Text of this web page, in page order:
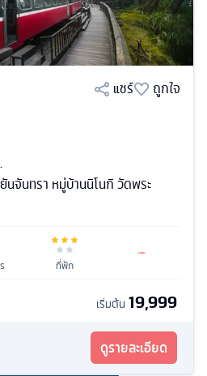
แชร์
ถูกใจ
นจันทรา หมู่บ้านนิโนกิ วัดพระ
ที่พัก
เริ่มต้น 19,999
ดูรายละเอียด